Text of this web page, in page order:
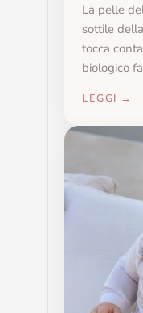
La pelle
sottile
tocca
biologico
LEGGI →